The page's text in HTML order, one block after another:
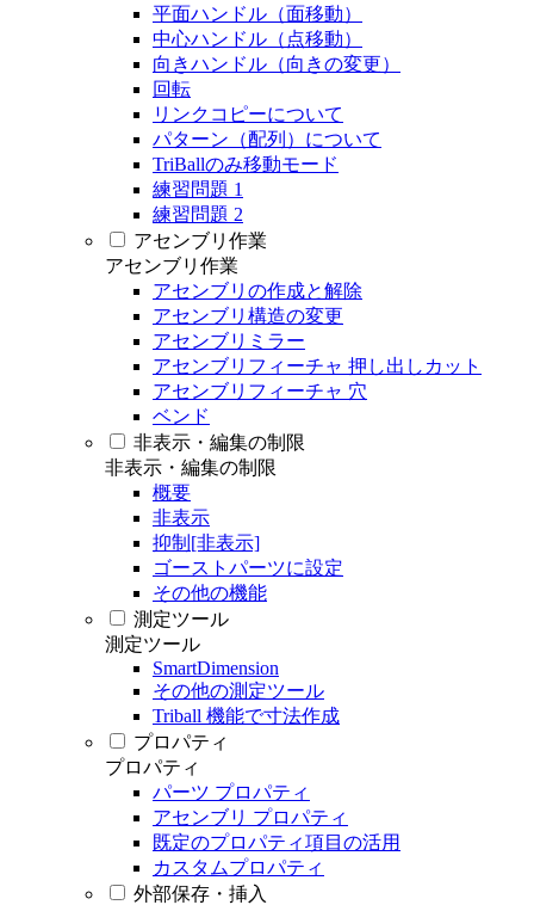
平面ハンドル（面移動）
中心ハンドル（点移動）
向きハンドル（向きの変更）
回転
リンクコピーについて
パターン（配列）について
TriBallのみ移動モード
練習問題 1
練習問題 2
アセンブリ作業
アセンブリ作業
アセンブリの作成と解除
アセンブリ構造の変更
アセンブリミラー
アセンブリフィーチャ 押し出しカット
アセンブリフィーチャ 穴
ベンド
非表示・編集の制限
非表示・編集の制限
概要
非表示
抑制[非表示]
ゴーストパーツに設定
その他の機能
測定ツール
測定ツール
SmartDimension
その他の測定ツール
Triball 機能で寸法作成
プロパティ
プロパティ
パーツ プロパティ
アセンブリ プロパティ
既定のプロパティ項目の活用
カスタムプロパティ
外部保存・挿入